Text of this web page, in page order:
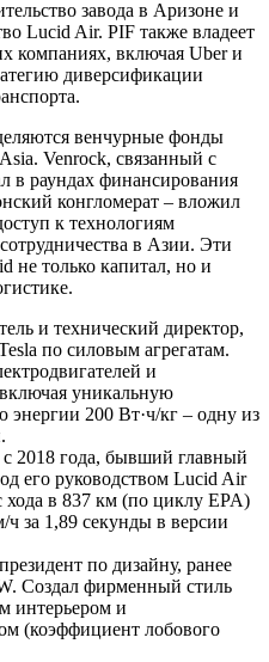
завода в Аризоне и
Lucid Air. PIF также владеет
компаниях, включая Uber и
диверсификации
венчурные фонды
Venrock, связанный с
в раундах финансирования
конгломерат – вложил
к технологиям
в Азии. Эти
не только капитал, но и
и технический директор,
по силовым агрегатам.
и
уникальную
энергии 200 Вт·ч/кг – одну из
2018 года, бывший главный
его руководством Lucid Air
хода в 837 км (по циклу EPA)
ч за 1,89 секунды в версии
по дизайну, ранее
Создал фирменный стиль
интерьером и
(коэффициент лобового